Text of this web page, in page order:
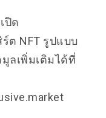
ปิด
ต NFT รูปแบบ
ลเพิ่มเติมได้ที่